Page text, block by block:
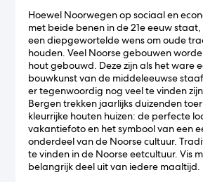
Hoewel Noorwegen op sociaal en
met beide benen in de 21e eeuw
een diepgewortelde wens om oude
houden. Veel Noorse gebouwen
hout gebouwd. Deze zijn als het ware
bouwkunst van de middeleeuwse
er tegenwoordig nog veel te vinden
Bergen trekken jaarlijks duizenden
kleurrijke houten huizen: de perfecte
vakantiefoto en het symbool van een
onderdeel van de Noorse cultuur.
te vinden in de Noorse eetcultuur. Vis
belangrijk deel uit van iedere maaltijd.